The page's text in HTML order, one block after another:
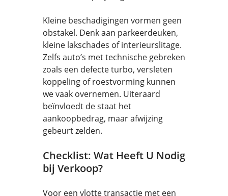
Kleine beschadigingen vormen geen
obstakel. Denk aan parkeerdeuken,
kleine lakschades of interieurslitage.
Zelfs auto’s met technische gebreken
zoals een defecte turbo, versleten
koppeling of roestvorming kunnen
we vaak overnemen. Uiteraard
beïnvloedt de staat het
aankoopbedrag, maar afwijzing
gebeurt zelden.
Checklist: Wat Heeft U Nodig
bij Verkoop?
Voor een vlotte transactie met een